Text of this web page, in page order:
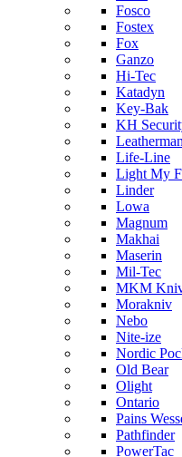
Fosco
Fostex
Fox
Ganzo
Hi-Tec
Katadyn
Key-Bak
KH
Leatherman
Life-Line
Light My
Linder
Lowa
Magnum
Makhai
Maserin
Mil-Tec
MKM
Morakniv
Nebo
Nite-ize
Nordic
Old Bear
Olight
Ontario
Pains
Pathfinder
PowerTac